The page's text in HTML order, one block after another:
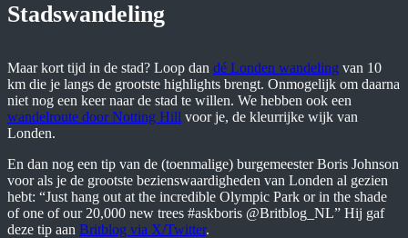
Stadswandeling
Maar kort tijd in de stad? Loop dan dé Londen wandeling van 10
km die je langs de grootste highlights brengt. Onmogelijk om daarna
niet nog een keer naar de stad te willen. We hebben ook een
wandelroute door Notting Hill voor je, de kleurrijke wijk van
Londen.
En dan nog een tip van de (toenmalige) burgemeester Boris Johnson
voor als je de grootste bezienswaardigheden van Londen al gezien
hebt: “Just hang out at the incredible Olympic Park or in the shade
of one of our 20,000 new trees #askboris @Britblog_NL” Hij gaf
deze tip aan Britblog via X/Twitter.